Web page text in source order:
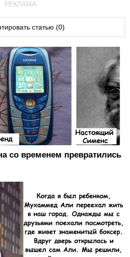
РЕКЛАМА
статью (0)
со временем превратились